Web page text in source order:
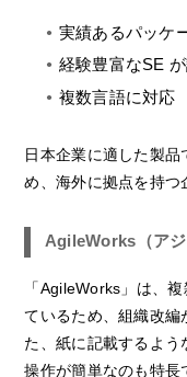
実績あるパッケ
経験豊富なSE
複数言語に対応
日本企業に適した製
め、海外に拠点を持つ
AgileWorks（ア
「AgileWorks」は、
ているため、組織改編
た、紙に記載するよう
操作が簡単なのも特長